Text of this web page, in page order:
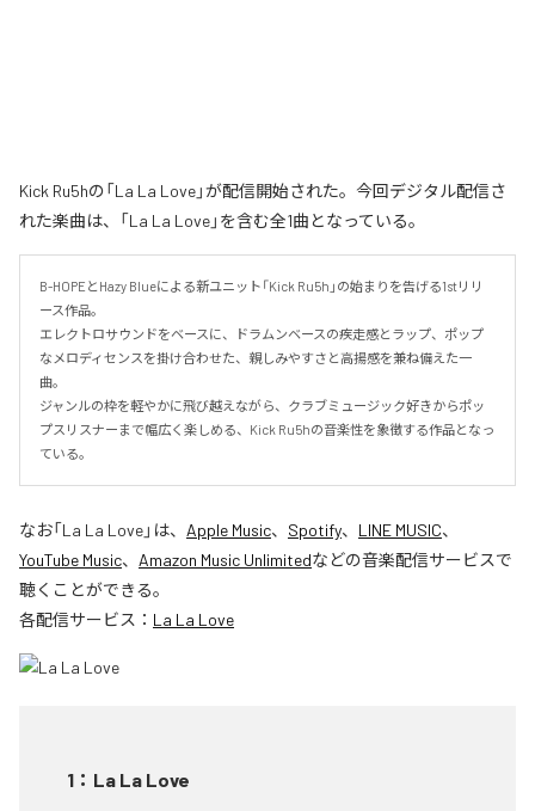
Kick Ru5hの「La La Love」が配信開始された。今回デジタル配信さ
れた楽曲は、「La La Love」を含む全1曲となっている。
B-HOPEとHazy Blueによる新ユニット「Kick Ru5h」の始まりを告げる1stリリ
ース作品。
エレクトロサウンドをベースに、ドラムンベースの疾走感とラップ、ポップ
なメロディセンスを掛け合わせた、親しみやすさと高揚感を兼ね備えた一
曲。
ジャンルの枠を軽やかに飛び越えながら、クラブミュージック好きからポッ
プスリスナーまで幅広く楽しめる、Kick Ru5hの音楽性を象徴する作品となっ
ている。
なお「La La Love」は、 Apple Music、 Spotify、 LINE MUSIC、
YouTube Music、 Amazon Music Unlimitedなどの音楽配信サービスで
聴くことができる。
各配信サービス： La La Love
1 ： La La Love